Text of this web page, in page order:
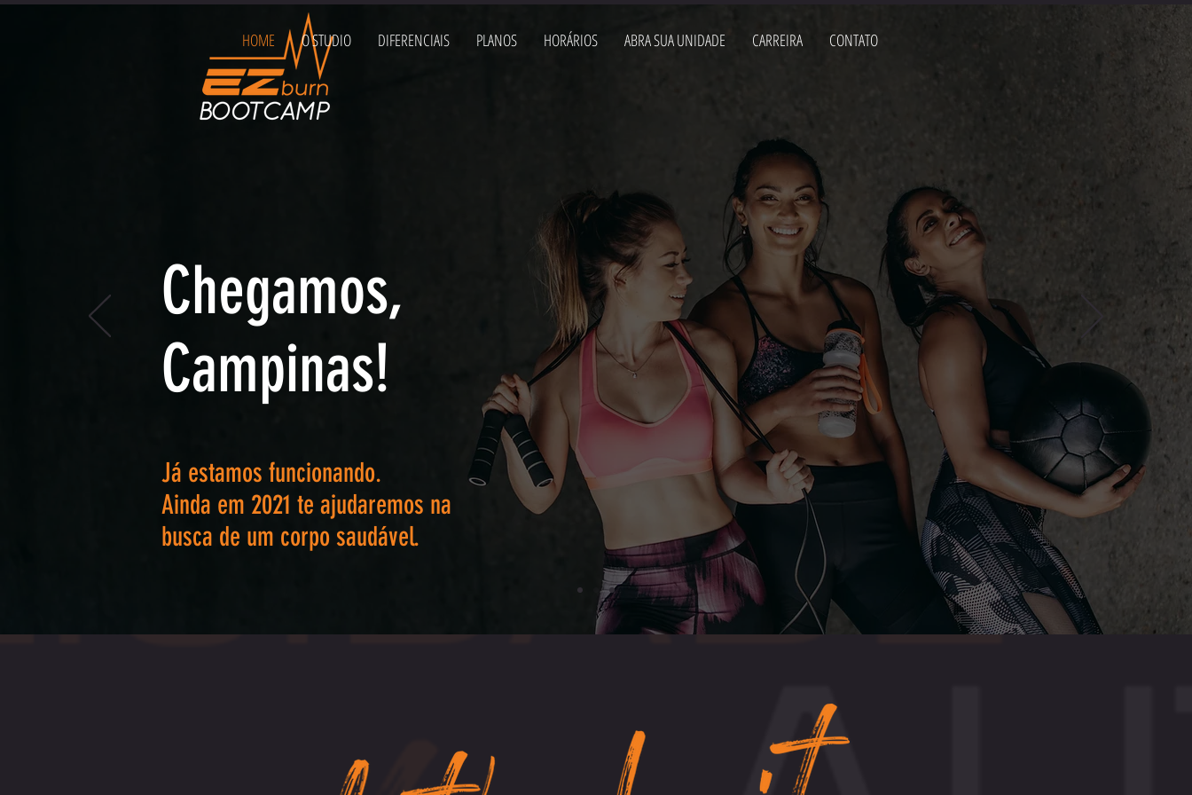
HOME O STUDIO DIFERENCIAIS PLANOS HORÁRIOS ABRA SUA UNIDADE CARREIRA CONTATO
Chegamos,
Campinas!
Já estamos funcionando.
Ainda em 2021 te ajudaremos na
busca de um corpo saudável.